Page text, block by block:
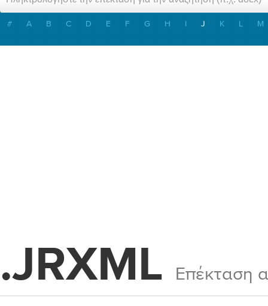
# A B C D E F G H I J K L M
.JRXML Επέκταση